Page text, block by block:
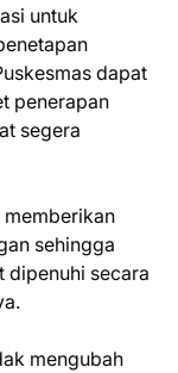
untuk
dapat
penerapan
segera
memberikan
sehingga
dipenuhi secara
mengubah